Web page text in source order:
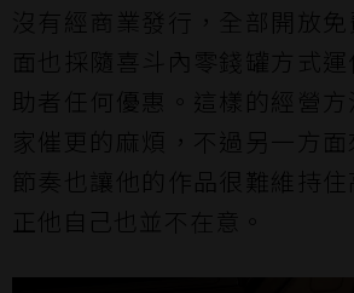
沒有經商業發行，全部開放
面也採隨喜斗內零錢罐方式
助者任何優惠。這樣的經營
家催更的麻煩，不過另一方
節奏也讓他的作品很難維持
正他自己也並不在意。